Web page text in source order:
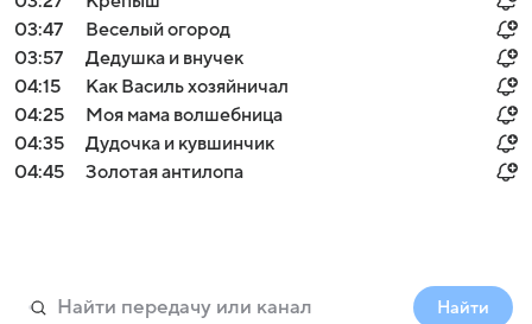
03:47
Веселый огород
03:57
Дедушкa и внучек
04:15
Как Василь хозяйничал
04:25
Моя мама волшебница
04:35
Дудочка и кувшинчик
04:45
Золотая антилопа
Найти